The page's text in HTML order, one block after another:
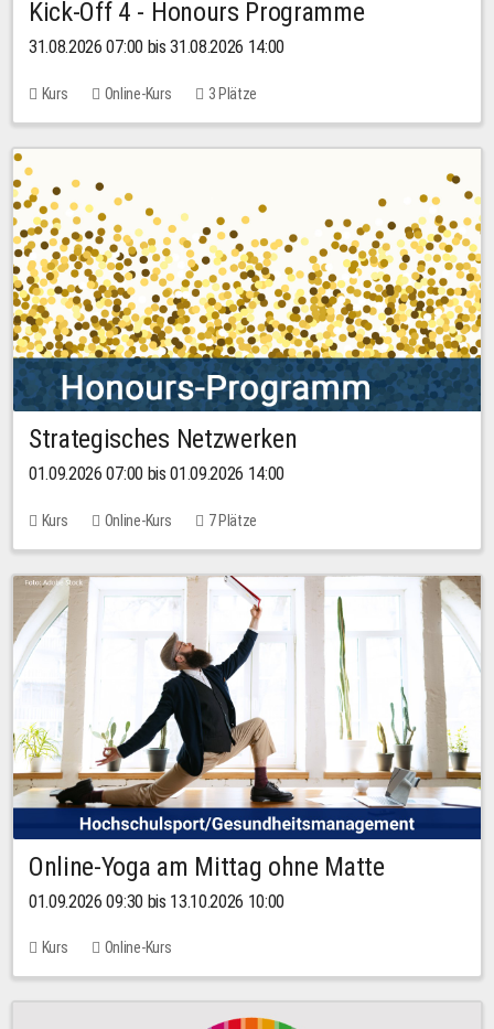
Kick-Off 4 - Honours Programme
31.08.2026 07:00 bis 31.08.2026 14:00
Kurs Online-Kurs 3 Plätze
Strategisches Netzwerken
01.09.2026 07:00 bis 01.09.2026 14:00
Kurs Online-Kurs 7 Plätze
Online-Yoga am Mittag ohne Matte
01.09.2026 09:30 bis 13.10.2026 10:00
Kurs Online-Kurs